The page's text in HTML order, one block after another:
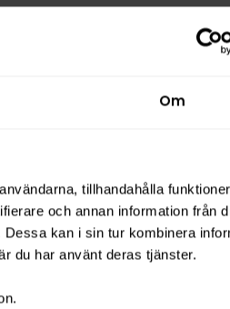
Om
tillhandahålla
och annan information från
kan i sin tur kombinera
du har använt deras tjänster.
Portioner per dosa
20
Vikt per portion